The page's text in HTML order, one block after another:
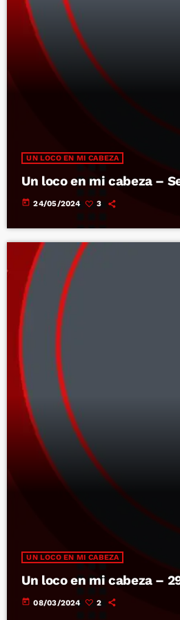
UN LOCO EN MI CABEZA
Un loco en mi cabeza –
today 24/05/2024 3
UN LOCO EN MI CABEZA
Un loco en mi cabeza –
today 08/03/2024 2